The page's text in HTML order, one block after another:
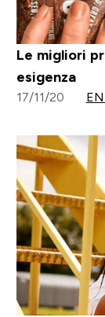
Le migliori
esigenza
17/11/20